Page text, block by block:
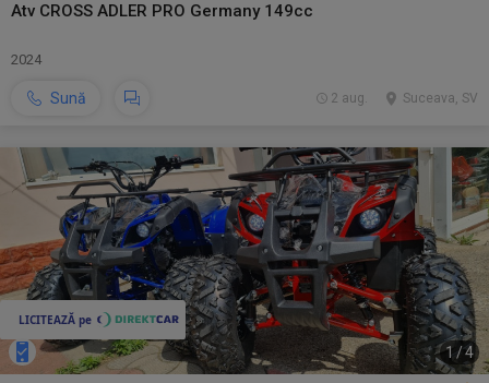
Atv CROSS ADLER PRO Germany 149cc
2024
Sună Suceava, SV
2 aug.
1 /4